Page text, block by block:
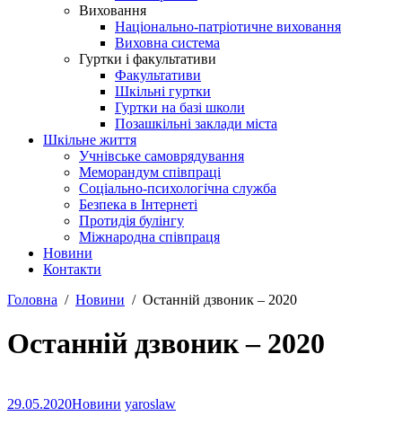
Виховання
Національно-патріотичне виховання
Виховна система
Гуртки і факультативи
Факультативи
Шкільні гуртки
Гуртки на базі школи
Позашкільні заклади міста
Шкільне життя
Учнівське самоврядування
Меморандум співпраці
Соціально-психологічна служба
Безпека в Інтернеті
Протидія булінгу
Міжнародна співпраця
Новини
Контакти
Головна
Новини Останній дзвоник – 2020
Останній дзвоник – 2020
29.05.2020Новини yaroslaw